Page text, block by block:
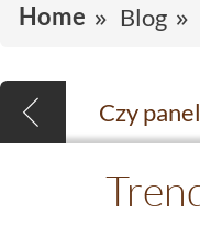
Home Blog